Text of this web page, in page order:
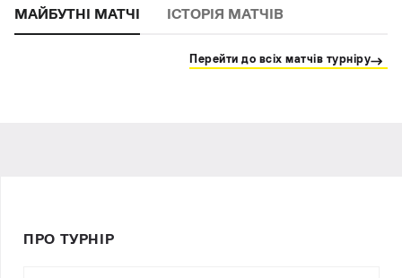
МАЙБУТНІ МАТЧІ ІСТОРІЯ МАТЧІВ
Перейти до всіх матчів турніру
ПРО ТУРНІР